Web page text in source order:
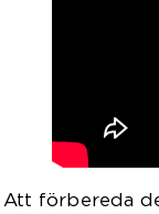
Att förbereda